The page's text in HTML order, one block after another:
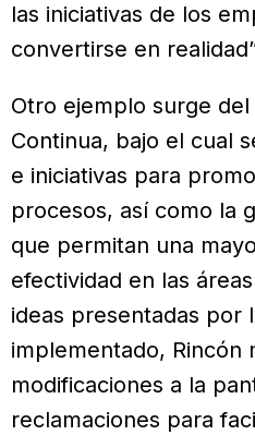
las iniciativas de los
convertirse en
Otro ejemplo surge
Continua, bajo el cual
e iniciativas para
procesos, así como la
que permitan una
efectividad en las
ideas presentadas por
implementado, Rincón
modificaciones a la
reclamaciones para